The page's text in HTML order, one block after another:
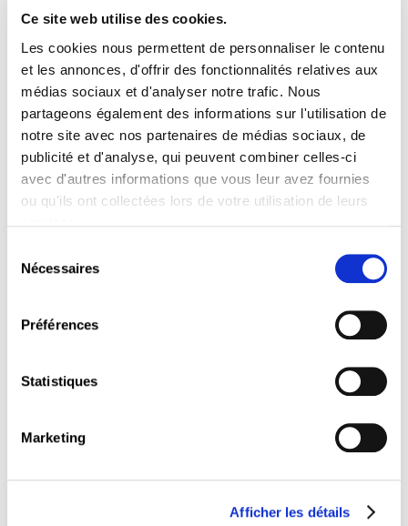
Ce site web utilise des cookies.
Les cookies nous permettent de personnaliser le contenu
et les annonces, d'offrir des fonctionnalités relatives aux
médias sociaux et d'analyser notre trafic. Nous
partageons également des informations sur l'utilisation de
notre site avec nos partenaires de médias sociaux, de
publicité et d'analyse, qui peuvent combiner celles-ci
avec d'autres informations que vous leur avez fournies
ou qu'ils ont collectées lors de votre utilisation de leurs
Nécessaires
Préférences
Statistiques
Marketing
Afficher les détails
C1321
C1301
L’essentiel sur MS-Outlook et le Web
Moins stressé, plus efficace
Comprendre les organisations